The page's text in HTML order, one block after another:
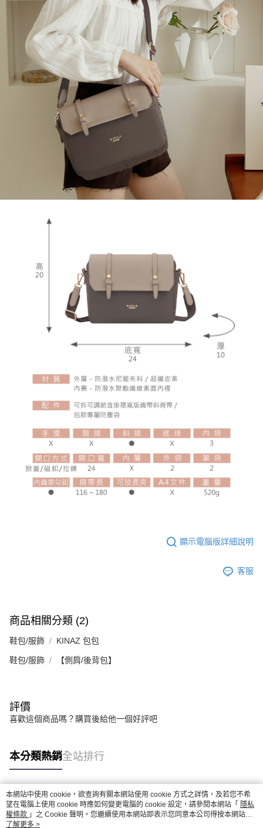
顯示電腦版詳細說明
客服
商品相關分類 (2)
鞋包/服飾 KINAZ 包包
鞋包/服飾 【側肩/後背包】
評價
喜歡這個商品嗎？購買後給他一個好評吧
本分類熱銷全站排行
熱門標籤
本網站中使用 cookie，欲查詢有關本網站使用 cookie 方式之詳情，及若您不希
望在電腦上使用 cookie 時應如何變更電腦的 cookie 設定，請參閱本網站「 隱私
權條款 」之 Cookie 聲明。您繼續使用本網站即表示您同意本公司得按本網站使
用條款之 Cookie 聲明使用 cookie。
了解更多 >